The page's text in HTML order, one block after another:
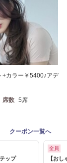
+カラー￥5400♪アデ
席数 5席
クーポン一覧へ
ップ
全員
【お